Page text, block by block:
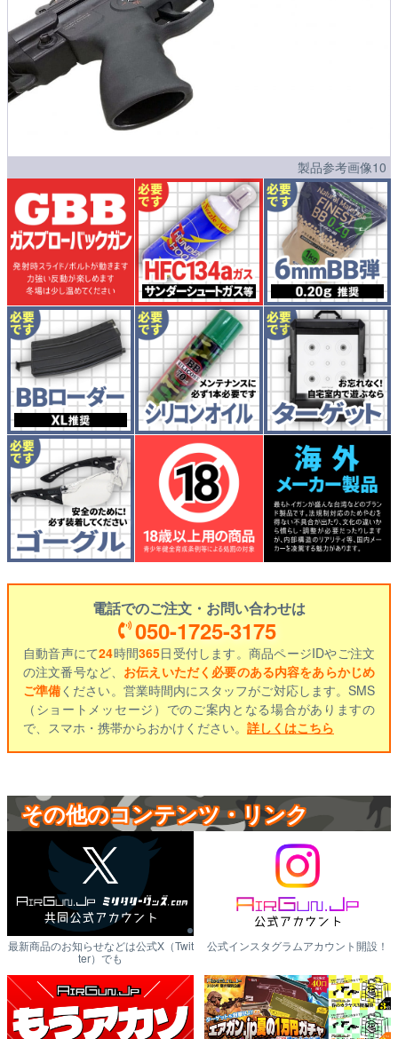
製品参考画像10
電話でのご注文・お問い合わせは
050-1725-3175
自動音声にて24時間365日受付します。商品ページIDやご注文
の注文番号など、 お伝えいただく必要のある内容をあらかじめ
ご準備ください。営業時間内にスタッフがご対応します。SMS
（ショートメッセージ）でのご案内となる場合がありますの
で、スマホ・携帯からおかけください。 詳しくはこちら
その他のコンテンツ・リンク
最新商品のお知らせなどは公式X（Twit
ter）でも
公式インスタグラムアカウント開設！